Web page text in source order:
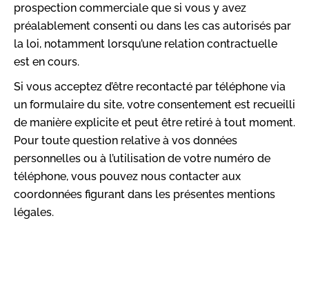
prospection commerciale que si vous y avez
préalablement consenti ou dans les cas autorisés par
la loi, notamment lorsqu’une relation contractuelle
est en cours.
Si vous acceptez d’être recontacté par téléphone via
un formulaire du site, votre consentement est recueilli
de manière explicite et peut être retiré à tout moment.
Pour toute question relative à vos données
personnelles ou à l’utilisation de votre numéro de
téléphone, vous pouvez nous contacter aux
coordonnées figurant dans les présentes mentions
légales.